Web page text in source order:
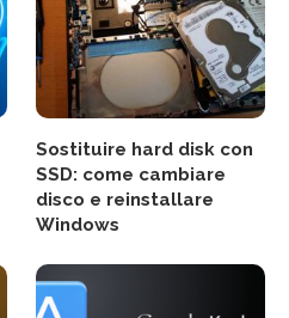
Sostituire hard disk con
SSD: come cambiare
disco e reinstallare
Windows